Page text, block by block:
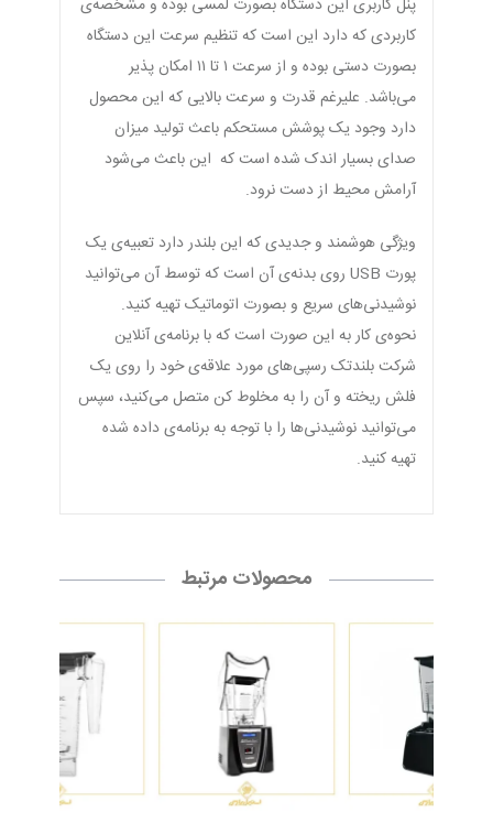
پنل کاربری این دستگاه بصورت لمسی بوده و مشخصه‌ی
کاربردی که دارد این است که تنظیم سرعت این دستگاه
بصورت دستی بوده و از سرعت ۱ تا ۱۱ امکان پذیر
می‌باشد. علیرغم قدرت و سرعت بالایی که این محصول
دارد وجود یک پوشش مستحکم باعث تولید میزان
صدای بسیار اندک شده است که این باعث می‌شود
آرامش محیط از دست نرود.
ویژگی هوشمند و جدیدی که این بلندر دارد تعبیه‌ی یک
پورت USB روی بدنه‌ی آن است که توسط آن می‌توانید
نوشیدنی‌های سریع و بصورت اتوماتیک تهیه کنید.
نحوه‌ی کار به این صورت است که با برنامه‌ی آنلاین
شرکت بلندتک رسپی‌های مورد علاقه‌ی خود را روی یک
فلش ریخته و آن را به مخلوط کن متصل می‌کنید، سپس
می‌توانید نوشیدنی‌ها را با توجه به برنامه‌ی داده شده
تهیه کنید.
محصولات مرتبط